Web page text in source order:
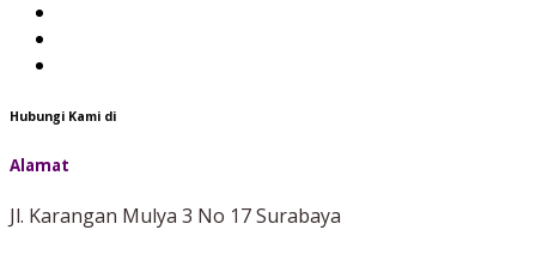
Hubungi Kami di
Alamat
Jl. Karangan Mulya 3 No 17 Surabaya